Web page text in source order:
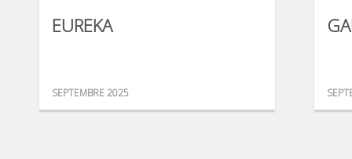
EUREKA
SEPTEMBRE 2025